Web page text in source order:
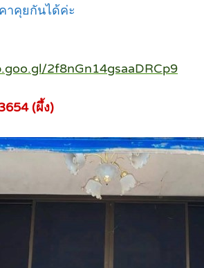
าคุยกันได้ค่ะ
2f8nGn14gsaaDRCp9
(ผึ้ง)